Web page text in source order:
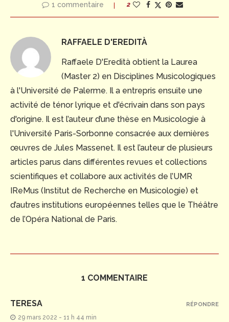
1 commentaire 2
RAFFAELE D'EREDITÀ
Raffaele D'Eredità obtient la Laurea
(Master 2) en Disciplines Musicologiques
à l'Université de Palerme. Il a entrepris ensuite une
activité de ténor lyrique et d'écrivain dans son pays
d'origine. Il est l’auteur d’une thèse en Musicologie à
l'Université Paris-Sorbonne consacrée aux dernières
œuvres de Jules Massenet. Il est l’auteur de plusieurs
articles parus dans différentes revues et collections
scientifiques et collabore aux activités de l’UMR
IReMus (Institut de Recherche en Musicologie) et
d’autres institutions européennes telles que le Théâtre
de l’Opéra National de Paris.
1 COMMENTAIRE
TERESA
29 mars 2022 - 11 h 44 min
RÉPONDRE